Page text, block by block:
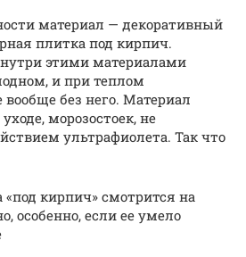
материал — декоративный
плитка под кирпич.
этими материалами
и при теплом
вообще без него. Материал
морозостоек, не
ультрафиолета. Так что
кирпич» смотрится на
особенно, если ее умело